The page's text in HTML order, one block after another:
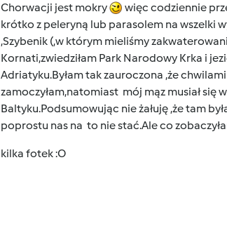
Chorwacji jest mokry
więc codziennie
krótko z peleryną lub parasolem na wszelki
,Szybenik (,w którym mieliśmy
Kornati,zwiedziłam Park Narodowy Krka i
Adriatyku.Byłam tak zauroczona ,że
zamoczyłam,natomiast mój mąz musiał się
Baltyku.Podsumowując nie żałuję ,że tam
poprostu nas na to nie stać.Ale co
kilka fotek:O